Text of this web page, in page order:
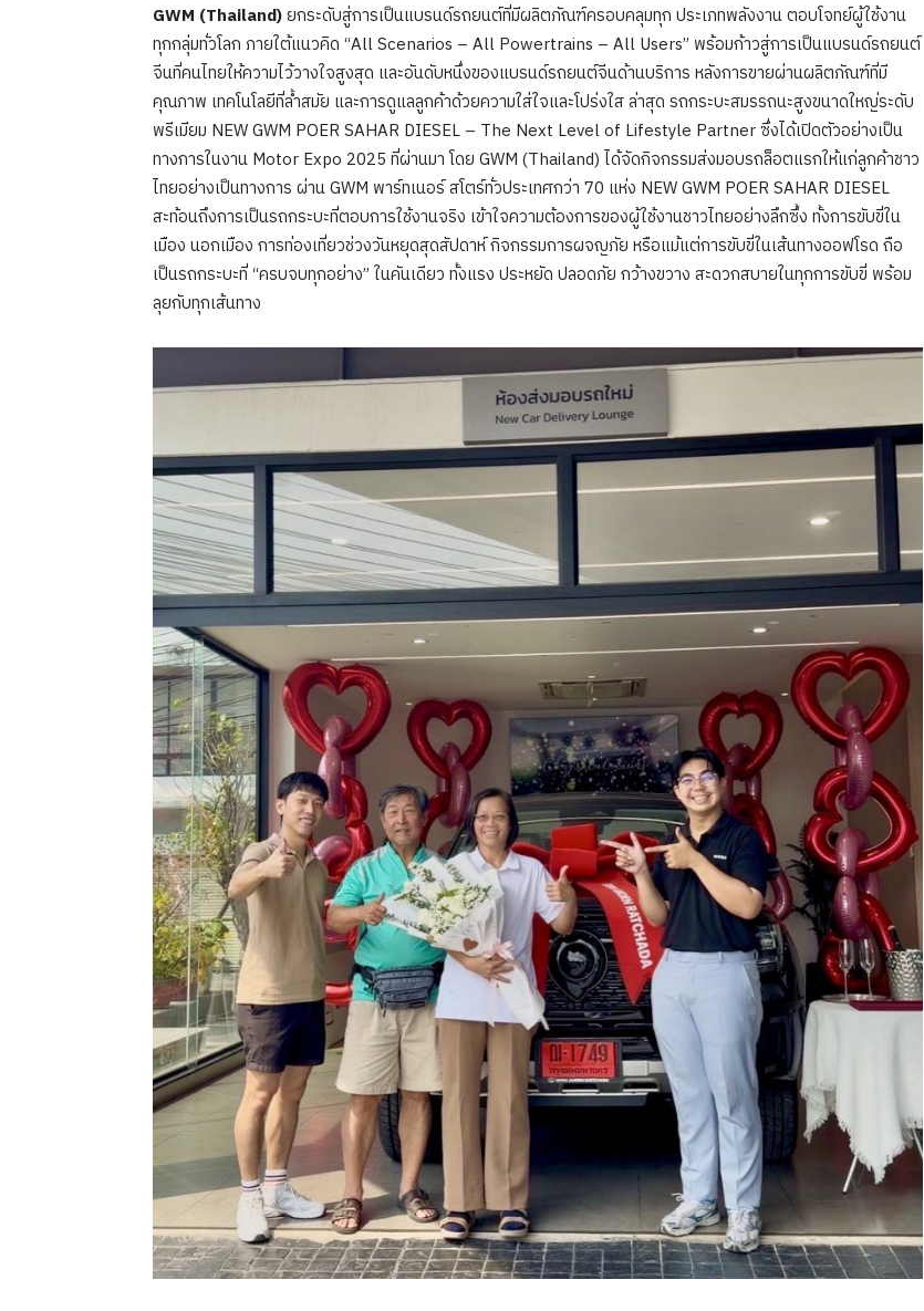
GWM (Thailand)ยกระดับสู่การเป็นแบรนด์รถยนต์ที่มีผลิตภัณฑ์ครอบคลุมทุก ประเภทพลังงาน ตอบโจทย์ผู้ใช้งาน
ทุกกลุ่มทั่วโลก ภายใต้แนวคิด “All Scenarios – All Powertrains – All Users” พร้อมก้าวสู่การเป็นแบรนด์รถยนต์
จีนที่คนไทยให้ความไว้วางใจสูงสุด และอันดับหนึ่งของแบรนด์รถยนต์จีนด้านบริการ หลังการขายผ่านผลิตภัณฑ์ที่มี
คุณภาพ เทคโนโลยีที่ล้ำสมัย และการดูแลลูกค้าด้วยความใส่ใจและโปร่งใส ล่าสุด รถกระบะสมรรถนะสูงขนาดใหญ่ระดับ
พรีเมียม NEW GWM POER SAHAR DIESEL – The Next Level of Lifestyle Partner ซึ่งได้เปิดตัวอย่างเป็น
ทางการในงาน Motor Expo 2025 ที่ผ่านมา โดย GWM (Thailand) ได้จัดกิจกรรมส่งมอบรถล็อตแรกให้แก่ลูกค้าชาว
ไทยอย่างเป็นทางการ ผ่าน GWM พาร์ทเนอร์ สโตร์ทั่วประเทศกว่า 70 แห่ง NEW GWM POER SAHAR DIESEL
สะท้อนถึงการเป็นรถกระบะที่ตอบการใช้งานจริง เข้าใจความต้องการของผู้ใช้งานชาวไทยอย่างลึกซึ้ง ทั้งการขับขี่ใน
เมือง นอกเมือง การท่องเที่ยวช่วงวันหยุดสุดสัปดาห์ กิจกรรมการผจญภัย หรือแม้แต่การขับขี่ในเส้นทางออฟโรด ถือ
เป็นรถกระบะที่ “ครบจบทุกอย่าง” ในคันเดียว ทั้งแรง ประหยัด ปลอดภัย กว้างขวาง สะดวกสบายในทุกการขับขี่ พร้อม
ลุยกับทุกเส้นทาง